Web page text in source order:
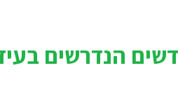
הנדרשים